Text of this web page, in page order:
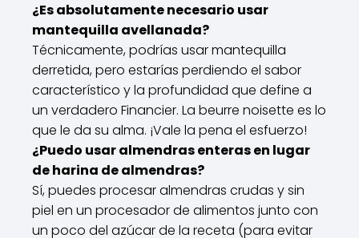
¿Es absolutamente necesario usar
mantequilla avellanada?
Técnicamente, podrías usar mantequilla
derretida, pero estarías perdiendo el sabor
característico y la profundidad que define a
un verdadero Financier. La beurre noisette es lo
que le da su alma. ¡Vale la pena el esfuerzo!
¿Puedo usar almendras enteras en lugar
de harina de almendras?
Sí, puedes procesar almendras crudas y sin
piel en un procesador de alimentos junto con
un poco del azúcar de la receta (para evitar